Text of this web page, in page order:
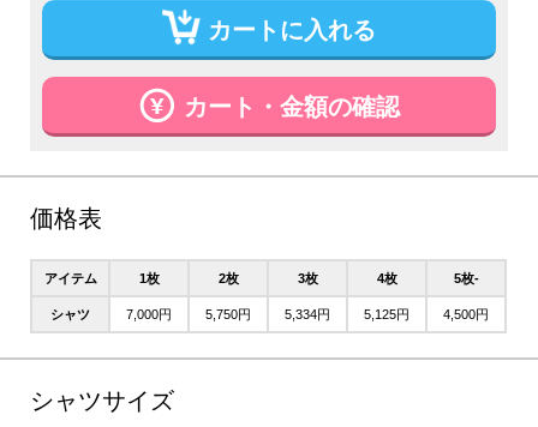
カートに入れる
カート・金額の確認
価格表
アイテム 1枚 2枚 3枚 4枚 5枚-
シャツ 7,000円 5,750円 5,334円 5,125円 4,500円
シャツサイズ